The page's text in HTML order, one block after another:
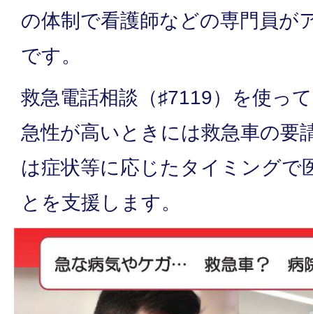
の体制で看護師などの専門員が
です。
救急電話相談（♯7119）を使っ
急性が高いときには救急車の要
は症状等に応じたタイミングで
とを支援します。